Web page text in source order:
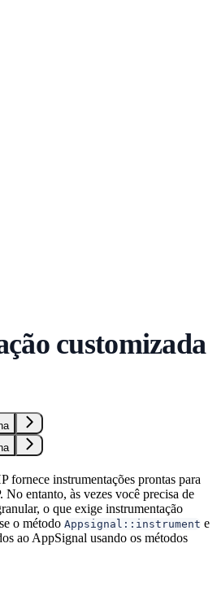
customizada
fornece instrumentações prontas para
No entanto, às vezes você precisa de
o que exige instrumentação
o método Appsignal::instrument e
ao AppSignal usando os métodos